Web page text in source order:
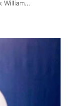
William…